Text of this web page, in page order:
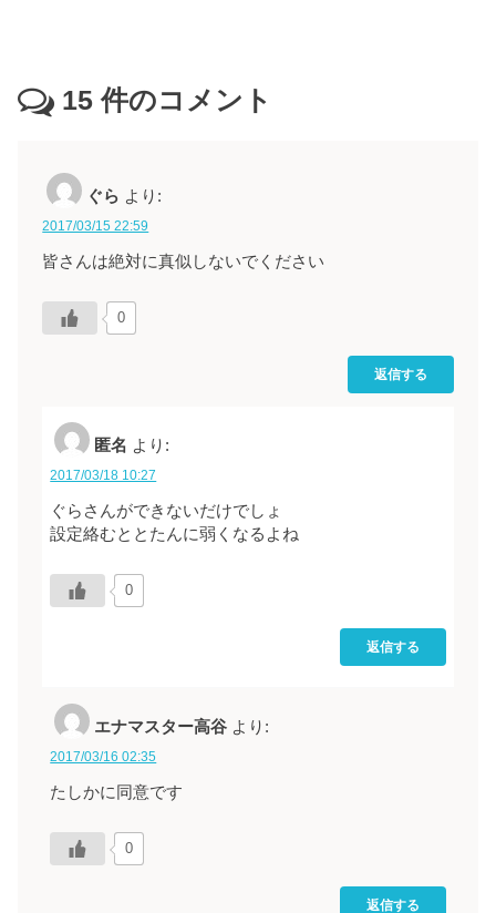
15 件のコメント
ぐら より:
2017/03/15 22:59
皆さんは絶対に真似しないでください
0
返信する
匿名 より:
2017/03/18 10:27
ぐらさんができないだけでしょ
設定絡むととたんに弱くなるよね
0
返信する
エナマスター高谷 より:
2017/03/16 02:35
たしかに同意です
0
返信する